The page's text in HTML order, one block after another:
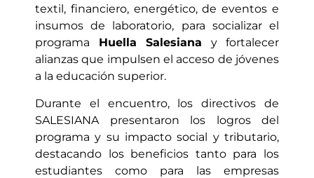
textil, financiero, energético, de eventos e
insumos de laboratorio, para socializar el
programa Huella Salesiana y fortalecer
alianzas que impulsen el acceso de jóvenes
a la educación superior.
Durante el encuentro, los directivos de
SALESIANA presentaron los logros del
programa y su impacto social y tributario,
destacando los beneficios tanto para los
estudiantes como para las empresas